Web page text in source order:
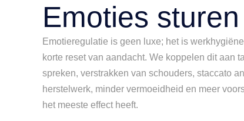
Emoties
Emotieregulatie is geen luxe; het is
korte reset van aandacht. We koppelen dit aan
spreken, verstrakken van schouders, staccato
herstelwerk, minder vermoeidheid en meer
het meeste effect heeft.